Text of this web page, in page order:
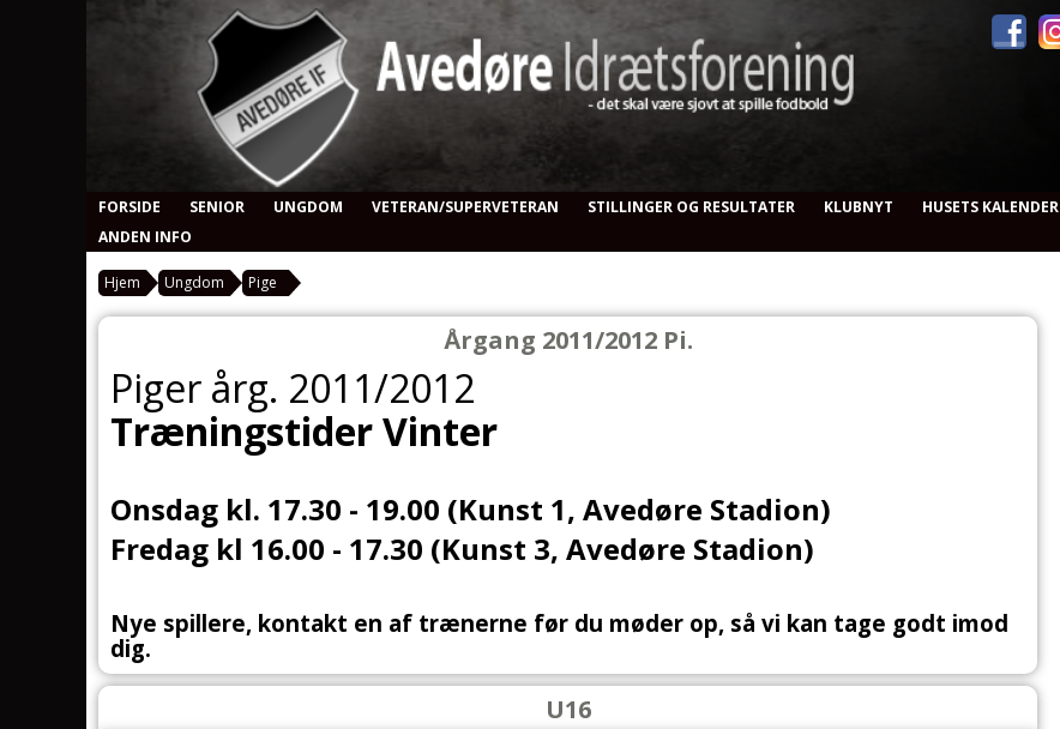
FORSIDE SENIOR UNGDOM VETERAN/SUPERVETERAN STILLINGER OG RESULTATER KLUBNYT HUSETS KALENDER
ANDEN INFO
Hjem Ungdom Pige
Årgang 2011/2012 Pi.
Piger årg. 2011/2012
Træningstider Vinter
Onsdag kl. 17.30 - 19.00 (Kunst 1, Avedøre Stadion)
Fredag kl 16.00 - 17.30 (Kunst 3, Avedøre Stadion)
Nye spillere, kontakt en af trænerne før du møder op, så vi kan tage godt imod
dig.
U16